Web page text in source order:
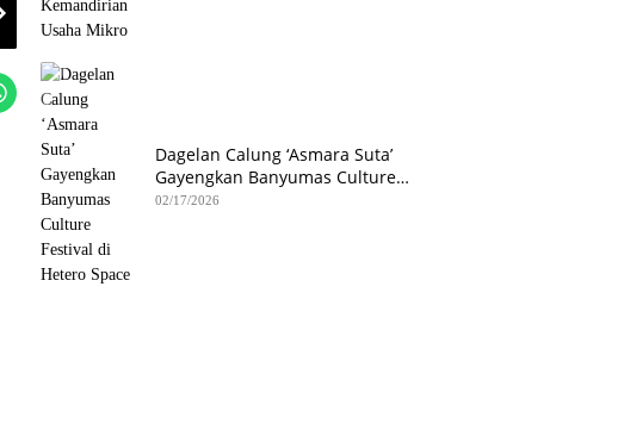
Dagelan Calung ‘Asmara Suta’
Gayengkan Banyumas Culture
Festival di Hetero Space
02/17/2026